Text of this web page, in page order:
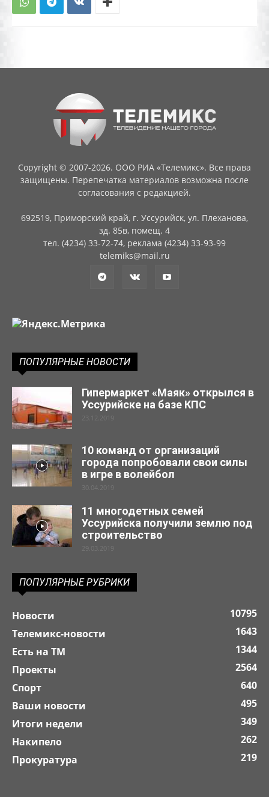
Copyright © 2007-2026. ООО РИА «Телемикс». Все права
защищены. Перепечатка материалов возможна после
согласования с редакцией.
692519, Приморский край, г. Уссурийск, ул. Плеханова,
зд. 85в, помещ. 4
тел. (4234) 33-72-74, реклама (4234) 33-93-99
telemiks@mail.ru
ПОПУЛЯРНЫЕ НОВОСТИ
Гипермаркет «Маяк» открылся в
Уссурийске на базе КПС
23.12.2019
10 команд от организаций
города попробовали свои силы
в игре в волейбол
30.04.2019
11 многодетных семей
Уссурийска получили землю под
строительство
29.03.2019
ПОПУЛЯРНЫЕ РУБРИКИ
Новости
10795
Телемикс-новости
1643
Есть на ТМ
1344
Проекты
2564
Спорт
640
Ваши новости
495
Итоги недели
349
Накипело
262
Прокуратура
219